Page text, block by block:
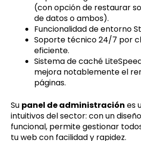
(con opción de restaurar
de datos o ambos).
Funcionalidad de entorno
Soporte técnico 24/7 por
eficiente.
Sistema de caché
mejora notablemente el
páginas.
Su panel de administración es
intuitivos del sector: con un
funcional, permite gestionar
tu web con facilidad y rapidez.